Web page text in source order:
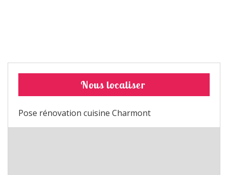
Nous localiser
Pose rénovation cuisine Charmont